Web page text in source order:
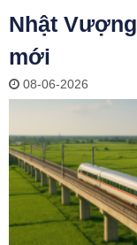
Nhật
mới
08-06-2026